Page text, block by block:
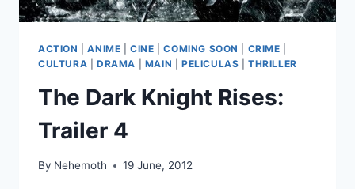
ACTION |ANIME |CINE |COMING SOON CRIME
CULTURA
DRAMA MAIN PELICULAS |THRILLER
The Dark Knight Rises:
Trailer 4
By Nehemoth 19 June, 2012